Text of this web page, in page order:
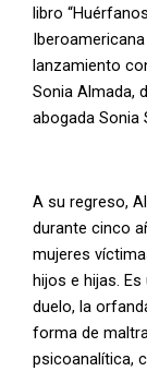
libro
lanzamiento
Sonia Almada,
abogada Sonia
A su regreso,
durante cinco
mujeres
hijos e hijas.
duelo, la
forma de
psicoanalítica,